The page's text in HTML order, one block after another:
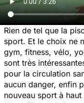
Rien de tel que la
sport. Et le choix ne
gym, fitness, vélo,
sont très
pour la circulation
aucun danger, enfin
nouveau sport à haut